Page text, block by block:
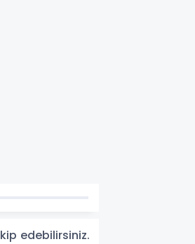
edebilirsiniz.